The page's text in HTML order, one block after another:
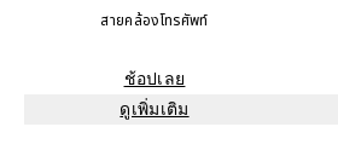
สายคล้องโทรศัพท์
ช้อปเลย
ดูเพิ่มเติม